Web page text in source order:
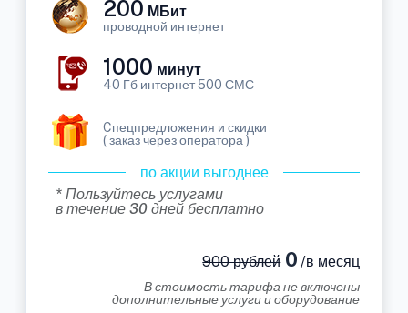
200 МБит
проводной интернет
1000 минут
40 Гб интернет 500 СМС
Cпецпредложения и скидки
( заказ через оператора )
по акции выгоднее
* Пользуйтесь услугами
в течение 30 дней бесплатно
900 рублей0 /в месяц
В стоимость тарифа не включены
дополнительные услуги и оборудование